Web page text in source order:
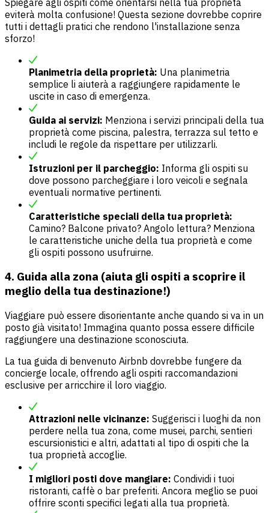
eviterà molta confusione! Questa sezione dovrebbe coprire
tutti i dettagli pratici che rendono l'installazione senza
sforzo!
Planimetria della proprietà: Una planimetria
semplice li aiuterà a raggiungere rapidamente le
uscite in caso di emergenza.
Guida ai servizi: Menziona i servizi principali della tua
proprietà come piscina, palestra, terrazza sul tetto e
includi le regole da rispettare per utilizzarli.
Istruzioni per il parcheggio: Informa gli ospiti su
dove possono parcheggiare i loro veicoli e segnala
eventuali normative pertinenti.
Caratteristiche speciali della tua proprietà:
Camino? Balcone privato? Angolo lettura? Menziona
le caratteristiche uniche della tua proprietà e come
gli ospiti possono usufruirne.
4. Guida alla zona (aiuta gli ospiti a scoprire il
meglio della tua destinazione!)
Viaggiare può essere disorientante anche quando si va in un
posto già visitato! Immagina quanto possa essere difficile
raggiungere una destinazione sconosciuta.
La tua guida di benvenuto Airbnb dovrebbe fungere da
concierge locale, offrendo agli ospiti raccomandazioni
esclusive per arricchire il loro viaggio.
Attrazioni nelle vicinanze: Suggerisci i luoghi da non
perdere nella tua zona, come musei, parchi, sentieri
escursionistici e altri, adattati al tipo di ospiti che la
tua proprietà accoglie.
I migliori posti dove mangiare: Condividi i tuoi
ristoranti, caffè o bar preferiti. Ancora meglio se puoi
offrire sconti specifici legati alla tua proprietà.